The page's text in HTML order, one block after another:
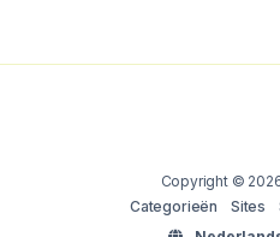
Copyright ©
Categorieën
Sites